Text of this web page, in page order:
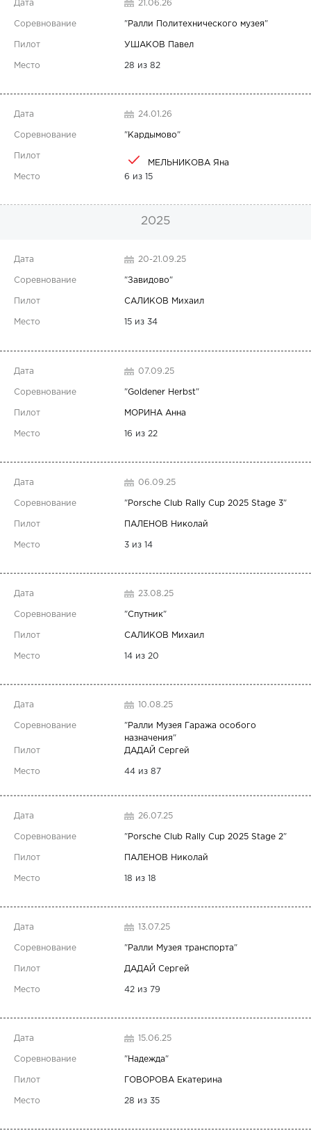
21.06.26
"Ралли Политехнического музея"
УШАКОВ Павел
28 из 82
24.01.26
"Кардымово"
МЕЛЬНИКОВА Яна
6 из 15
2025
20-21.09.25
"Завидово"
САЛИКОВ Михаил
15 из 34
07.09.25
"Goldener Herbst"
МОРИНА Анна
16 из 22
06.09.25
"Porsche Club Rally Cup 2025 Stage 3"
ПАЛЕНОВ Николай
3 из 14
23.08.25
"Спутник"
САЛИКОВ Михаил
14 из 20
10.08.25
"Ралли Музея Гаража особого
назначения"
ДАДАЙ Сергей
44 из 87
26.07.25
"Porsche Club Rally Cup 2025 Stage 2"
ПАЛЕНОВ Николай
18 из 18
13.07.25
"Ралли Музея транспорта"
ДАДАЙ Сергей
42 из 79
15.06.25
"Надежда"
ГОВОРОВА Екатерина
28 из 35